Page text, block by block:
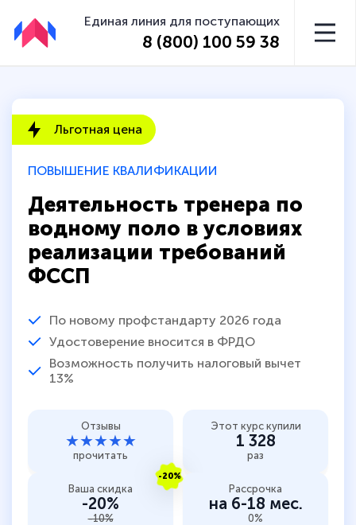
Единая линия для поступающих
8 (800) 100 59 38
ПОВЫШЕНИЕ КВАЛИФИКАЦИИ
Деятельность тренера по
водному поло в условиях
реализации требований
ФССП
По новому профстандарту 2026 года
Удостоверение вносится в ФРДО
Возможность получить налоговый вычет
13%
Льготная цена
Отзывы
★★★★★
прочитать
Этот курс купили
1 328
раз
-20%
Ваша скидка
-20%
-10%
Рассрочка
на 6-18 мес.
0%